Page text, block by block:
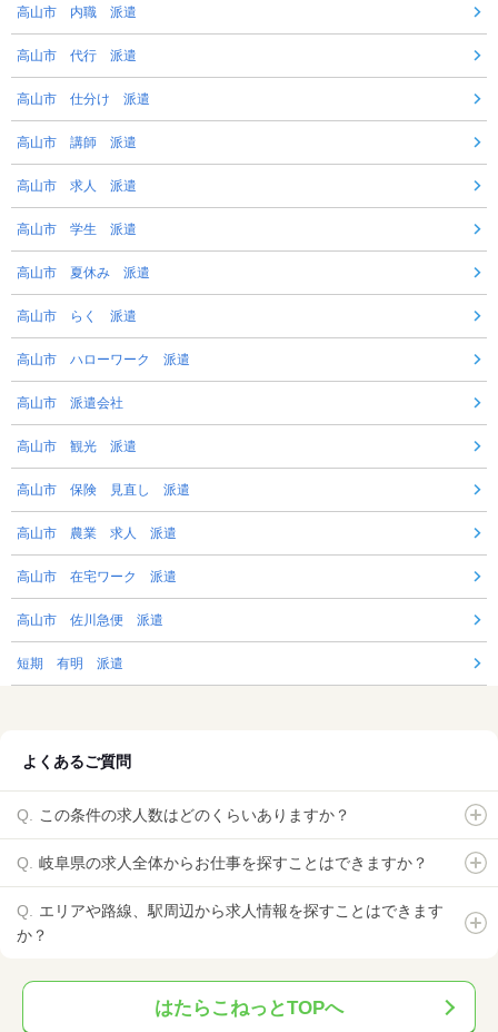
高山市 内職 派遣
高山市 代行 派遣
高山市 仕分け 派遣
高山市 講師 派遣
高山市 求人 派遣
高山市 学生 派遣
高山市 夏休み 派遣
高山市 らく 派遣
高山市 ハローワーク 派遣
高山市 派遣会社
高山市 観光 派遣
高山市 保険 見直し 派遣
高山市 農業 求人 派遣
高山市 在宅ワーク 派遣
高山市 佐川急便 派遣
短期 有明 派遣
よくあるご質問
この条件の求人数はどのくらいありますか？
岐阜県の求人全体からお仕事を探すことはできますか？
エリアや路線、駅周辺から求人情報を探すことはできます
か？
はたらこねっとTOPへ